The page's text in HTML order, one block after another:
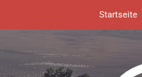
Startseite